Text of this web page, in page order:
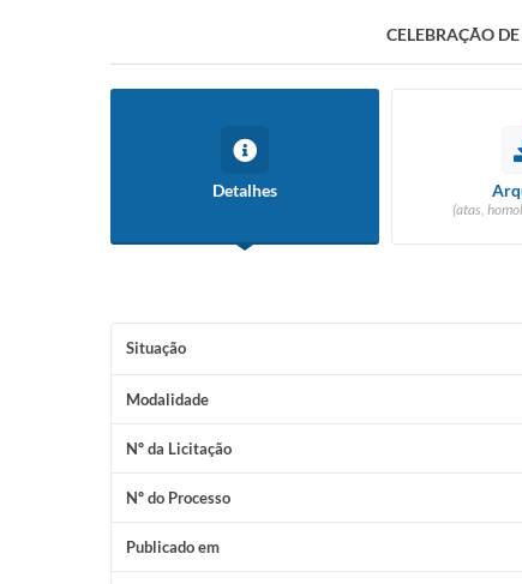
CELEBRAÇÃO
Detalhes
(atas,
Situação
Modalidade
Nº da Licitação
Nº do Processo
Publicado em